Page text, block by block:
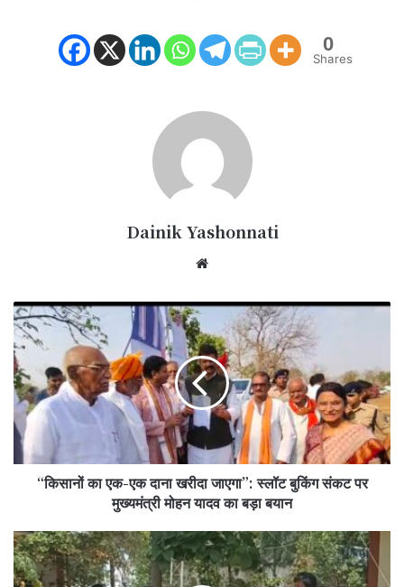
0
Shares
Dainik Yashonnati
“किसानों
का
एक-
एक
दाना
खरीदा
जाएगा”:
स्लॉट
बुकिंग
मोहन
यादव
का
“किसानों का एक-एक दाना खरीदा जाएगा”: स्लॉट बुकिंग संकट पर
मुख्यमंत्री मोहन यादव का बड़ा बयान
गला
रेतकर
अकबर